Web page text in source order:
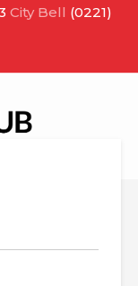
City Bell (0221)